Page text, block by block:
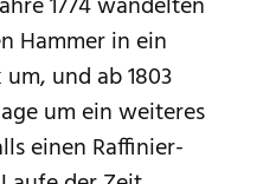
Hammer in ein
und ab 1803
um ein weiteres
einen Raffinier-